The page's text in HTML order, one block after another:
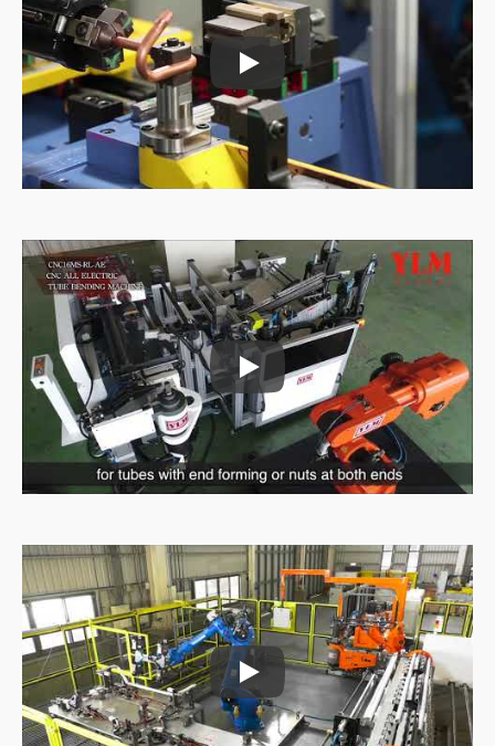
آلة تغذية الأنابيب
آلة تغذية الأنابيب
آلة تغذية الأنابيب